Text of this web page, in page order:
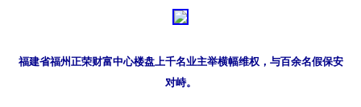
福建省福州正荣财富中心楼盘上千名业主举横幅维权，与百余名假保安